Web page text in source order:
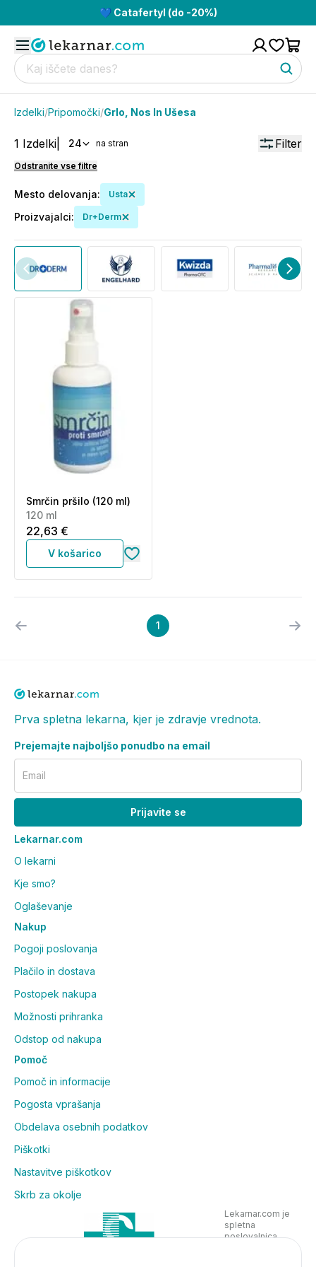
💙 Catafertyl (do -20%)
Izdelki/Pripomočki/Grlo, Nos In Ušesa
1 Izdelki 24 na stran Filter
Odstranite vse filtre
Mesto delovanja: Usta
Proizvajalci: Dr+Derm
Smrčin pršilo (120 ml)
120 ml
22,63 €
V košarico
1
Prva spletna lekarna, kjer je zdravje vrednota.
Prejemajte najboljšo ponudbo na email
Email
Prijavite se
Lekarnar.com
O lekarni
Kje smo?
Oglaševanje
Nakup
Pogoji poslovanja
Plačilo in dostava
Postopek nakupa
Možnosti prihranka
Odstop od nakupa
Pomoč
Pomoč in informacije
Pogosta vprašanja
Obdelava osebnih podatkov
Piškotki
Nastavitve piškotkov
Skrb za okolje
Lekarnar.com je
spletna
poslovalnica